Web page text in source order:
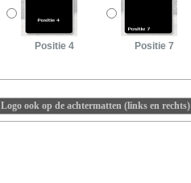
Positie 4 Positie 7
Logo ook op de achtermatten (links en rechts)